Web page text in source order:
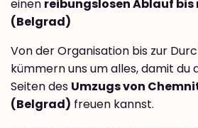
einen reibungslosen Ablauf bis
(Belgrad)
Von der Organisation bis zur
kümmern uns um alles, damit du
Seiten des Umzugs von
(Belgrad) freuen kannst.